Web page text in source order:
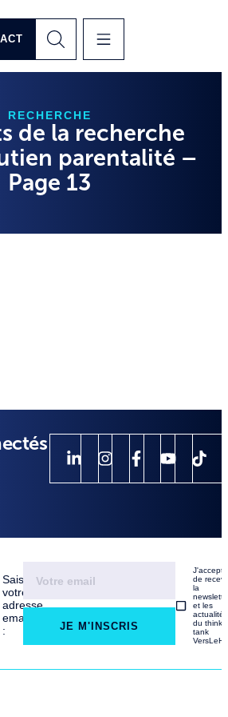
RECHERCHE
de la recherche
parentalité –
Page 13
Saisissez
votre
adresse
email
:
JE M'INSCRIS
J'accepte
de
la
et les
actualités
du think
tank